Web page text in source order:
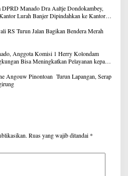
DPRD Manado Dra Aaltje Dondokambey,
Lurah Banjer Dipindahkan ke Kantor
RS Turun Jalan Bagikan Bendera Merah
Anggota Komisi 1 Herry Kolondam
Bisa Meningkatkan Pelayanan kepada
Angouw Pinontoan Turun Lapangan, Serap
Ruas yang wajib ditandai *